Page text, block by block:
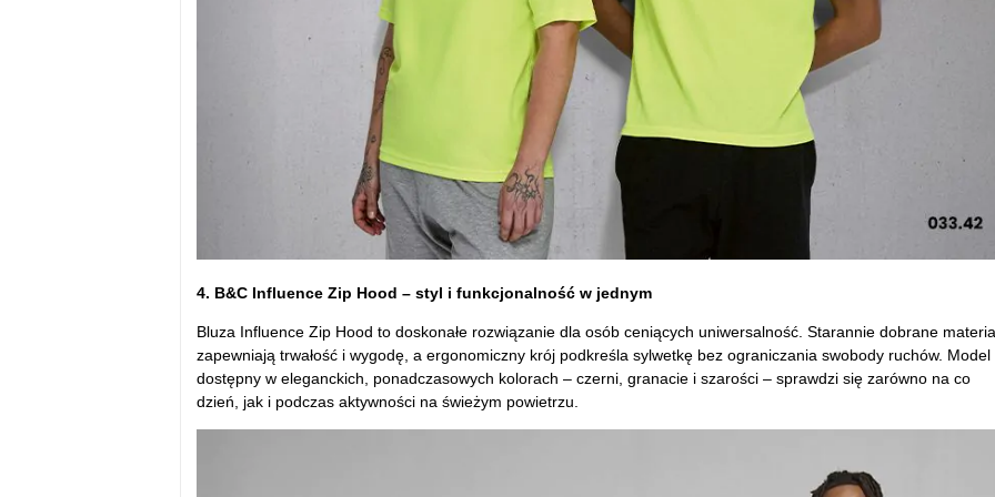
4. B&C Influence Zip Hood – styl i funkcjonalność w jednym
Bluza Influence Zip Hood to doskonałe rozwiązanie dla osób ceniących uniwersalność. Starannie dobrane
zapewniają trwałość i wygodę, a ergonomiczny krój podkreśla sylwetkę bez ograniczania swobody ruchów. Model
dostępny w eleganckich, ponadczasowych kolorach – czerni, granacie i szarości – sprawdzi się zarówno na co
dzień, jak i podczas aktywności na świeżym powietrzu.